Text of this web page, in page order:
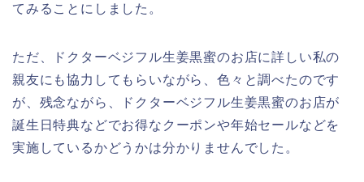
てみることにしました。
ただ、ドクターベジフル生姜黒蜜のお店に詳しい私の
親友にも協力してもらいながら、色々と調べたのです
が、残念ながら、ドクターベジフル生姜黒蜜のお店が
誕生日特典などでお得なクーポンや年始セールなどを
実施しているかどうかは分かりませんでした。